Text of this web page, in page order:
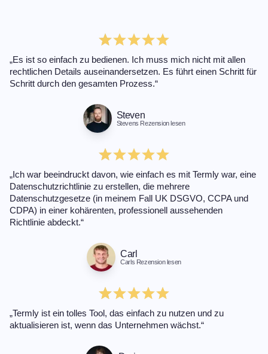
„Es ist so einfach zu bedienen. Ich muss mich nicht mit allen
rechtlichen Details auseinandersetzen. Es führt einen Schritt für
Schritt durch den gesamten Prozess.“
Steven
Stevens Rezension lesen
„Ich war beeindruckt davon, wie einfach es mit Termly war, eine
Datenschutzrichtlinie zu erstellen, die mehrere
Datenschutzgesetze (in meinem Fall UK DSGVO, CCPA und
CDPA) in einer kohärenten, professionell aussehenden
Richtlinie abdeckt.“
Carl
Carls Rezension lesen
„Termly ist ein tolles Tool, das einfach zu nutzen und zu
aktualisieren ist, wenn das Unternehmen wächst.“